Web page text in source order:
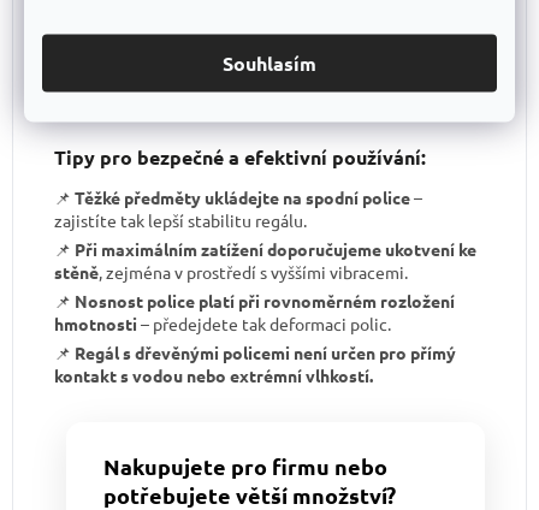
Souhlasím
S TRESTLESsi pořizujete nejenspolehlivý regál, ale i
záruku kvality a dlouhodobé dostupnosti produktů
Tipy pro bezpečné a efektivní používání:
📌 Těžké předměty ukládejte na spodní police–
zajistíte tak lepší stabilitu regálu.
📌 Při maximálním zatížení doporučujeme ukotvení ke
stěně, zejména v prostředí s vyššími vibracemi.
📌 Nosnost police platí při rovnoměrném rozložení
hmotnosti – předejdete tak deformaci polic.
📌 Regál s dřevěnými policemi není určen pro přímý
kontakt s vodou nebo extrémní vlhkostí.
Nakupujete pro firmu nebo
potřebujete větší množství?